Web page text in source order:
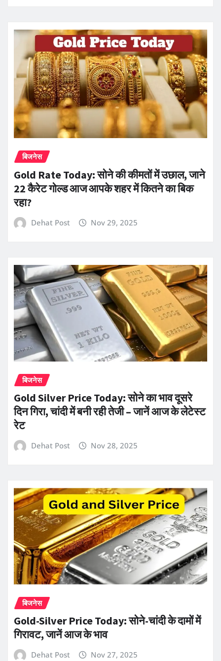
बिजनेस
Gold Rate Today: सोने की कीमतों में उछाल, जाने
22 कैरेट गोल्ड आज आपके शहर में कितने का बिक
रहा?
Dehat Post Nov 29, 2025
बिजनेस
Gold Silver Price Today: सोने का भाव दूसरे
दिन गिरा, चांदी में बनी रही तेजी – जानें आज के लेटेस्ट
रेट
Dehat Post Nov 28, 2025
बिजनेस
Gold-Silver Price Today: सोने-चांदी के दामों में
गिरावट, जानें आज के भाव
Dehat Post Nov 27, 2025